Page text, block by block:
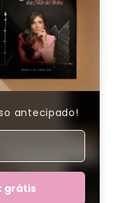
antecipado!
grátis